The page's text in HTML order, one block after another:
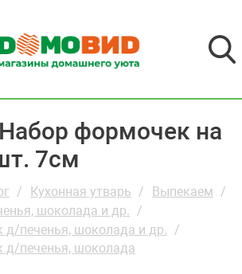
Набор формочек на
7см
Кухонная утварь
Выпекаем
шоколада и др.
печенья, шоколада и др.
печенья, шоколада